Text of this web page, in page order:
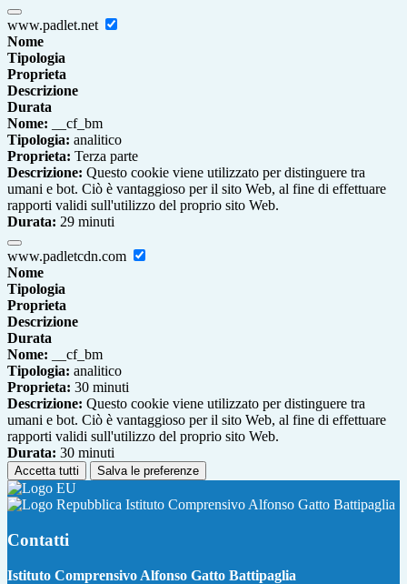
www.padlet.net
Nome
Tipologia
Proprieta
Descrizione
Durata
Nome: __cf_bm
Tipologia: analitico
Proprieta: Terza parte
Descrizione: Questo cookie viene utilizzato per distinguere tra
umani e bot. Ciò è vantaggioso per il sito Web, al fine di effettuare
rapporti validi sull'utilizzo del proprio sito Web.
Durata: 29 minuti
www.padletcdn.com
Nome
Tipologia
Proprieta
Descrizione
Durata
Nome: __cf_bm
Tipologia: analitico
Proprieta: 30 minuti
Descrizione: Questo cookie viene utilizzato per distinguere tra
umani e bot. Ciò è vantaggioso per il sito Web, al fine di effettuare
rapporti validi sull'utilizzo del proprio sito Web.
Durata: 30 minuti
Accetta tutti Salva le preferenze
Istituto Comprensivo Alfonso Gatto Battipaglia
Contatti
Istituto Comprensivo Alfonso Gatto Battipaglia